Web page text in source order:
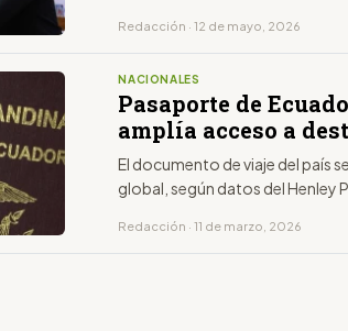
Redacción · 12 de mayo, 2026
NACIONALES
Pasaporte de
amplía acceso a
El documento de viaje del país
global, según datos del Henley
Redacción · 11 de marzo, 2026